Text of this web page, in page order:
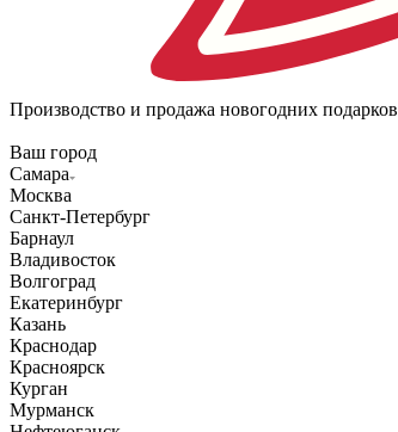
Производство и продажа новогодних подарков
Ваш город
Самара
Москва
Санкт-Петербург
Барнаул
Владивосток
Волгоград
Екатеринбург
Казань
Краснодар
Красноярск
Курган
Мурманск